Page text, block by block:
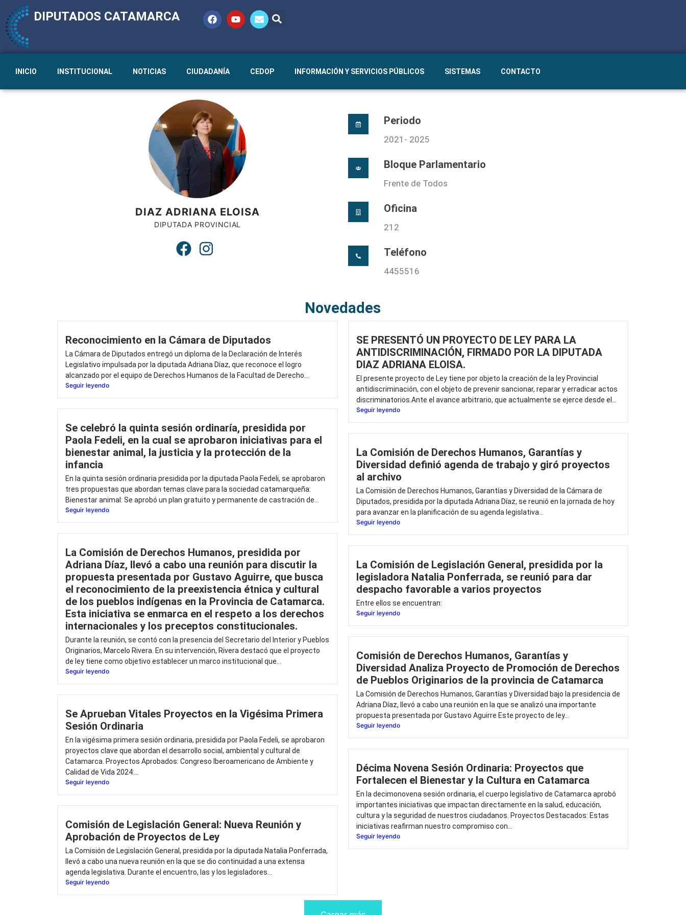
DIPUTADOS CATAMARCA
INICIO INSTITUCIONAL NOTICIAS CIUDADANÍA CEDOP INFORMACIÓN Y SERVICIOS PÚBLICOS SISTEMAS CONTACTO
DIAZ ADRIANA ELOISA
DIPUTADA PROVINCIAL
Periodo
2021- 2025
Bloque Parlamentario
Frente de Todos
Oficina
212
Teléfono
4455516
Novedades
Reconocimiento en la Cámara de Diputados
La Cámara de Diputados entregó un diploma de la Declaración de Interés
Legislativo impulsada por la diputada Adriana Díaz, que reconoce el logro
alcanzado por el equipo de Derechos Humanos de la Facultad de Derecho...
Seguir leyendo
SE PRESENTÓ UN PROYECTO DE LEY PARA LA
ANTIDISCRIMINACIÓN, FIRMADO POR LA DIPUTADA
DIAZ ADRIANA ELOISA.
El presente proyecto de Ley tiene por objeto la creación de la ley Provincial
antidiscriminación, con el objeto de prevenir sancionar, reparar y erradicar actos
discriminatorios.Ante el avance arbitrario, que actualmente se ejerce desde el...
Seguir leyendo
Se celebró la quinta sesión ordinaría, presidida por
Paola Fedeli, en la cual se aprobaron iniciativas para el
bienestar animal, la justicia y la protección de la
infancia
En la quinta sesión ordinaria presidida por la diputada Paola Fedeli, se aprobaron
tres propuestas que abordan temas clave para la sociedad catamarqueña:
Bienestar animal: Se aprobó un plan gratuito y permanente de castración de...
Seguir leyendo
La Comisión de Derechos Humanos, Garantías y
Diversidad definió agenda de trabajo y giró proyectos
al archivo
La Comisión de Derechos Humanos, Garantías y Diversidad de la Cámara de
Diputados, presidida por la diputada Adriana Díaz, se reunió en la jornada de hoy
para avanzar en la planificación de su agenda legislativa...
Seguir leyendo
La Comisión de Derechos Humanos, presidida por
Adriana Díaz, llevó a cabo una reunión para discutir la
propuesta presentada por Gustavo Aguirre, que busca
el reconocimiento de la preexistencia étnica y cultural
de los pueblos indígenas en la Provincia de Catamarca.
Esta iniciativa se enmarca en el respeto a los derechos
internacionales y los preceptos constitucionales.
Durante la reunión, se contó con la presencia del Secretario del Interior y Pueblos
Originarios, Marcelo Rivera. En su intervención, Rivera destacó que el proyecto
de ley tiene como objetivo establecer un marco institucional que...
Seguir leyendo
La Comisión de Legislación General, presidida por la
legisladora Natalia Ponferrada, se reunió para dar
despacho favorable a varios proyectos
Entre ellos se encuentran:
Seguir leyendo
Comisión de Derechos Humanos, Garantías y
Diversidad Analiza Proyecto de Promoción de Derechos
de Pueblos Originarios de la provincia de Catamarca
La Comisión de Derechos Humanos, Garantías y Diversidad bajo la presidencia de
Adriana Díaz, llevó a cabo una reunión en la que se analizó una importante
propuesta presentada por Gustavo Aguirre Este proyecto de ley...
Seguir leyendo
Se Aprueban Vitales Proyectos en la Vigésima Primera
Sesión Ordinaria
En la vigésima primera sesión ordinaria, presidida por Paola Fedeli, se aprobaron
proyectos clave que abordan el desarrollo social, ambiental y cultural de
Catamarca. Proyectos Aprobados: Congreso Iberoamericano de Ambiente y
Calidad de Vida 2024:...
Seguir leyendo
Décima Novena Sesión Ordinaria: Proyectos que
Fortalecen el Bienestar y la Cultura en Catamarca
En la decimonovena sesión ordinaria, el cuerpo legislativo de Catamarca aprobó
importantes iniciativas que impactan directamente en la salud, educación,
cultura y la seguridad de nuestros ciudadanos. Proyectos Destacados: Estas
iniciativas reafirman nuestro compromiso con...
Seguir leyendo
Comisión de Legislación General: Nueva Reunión y
Aprobación de Proyectos de Ley
La Comisión de Legislación General, presidida por la diputada Natalia Ponferrada,
llevó a cabo una nueva reunión en la que se dio continuidad a una extensa
agenda legislativa. Durante el encuentro, las y los legisladores...
Seguir leyendo